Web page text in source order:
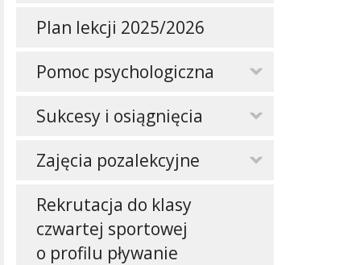
Plan lekcji 2025/2026
Pomoc psychologiczna
Sukcesy i osiągnięcia
Zajęcia pozalekcyjne
Rekrutacja do klasy
czwartej sportowej
o profilu pływanie